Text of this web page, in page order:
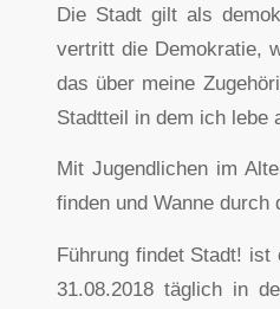
Die Stadt gilt als
vertritt die Demokratie,
das über meine
Stadtteil in dem ich lebe
Mit Jugendlichen im
finden und Wanne durch
Führung findet Stadt!
31.08.2018 täglich in